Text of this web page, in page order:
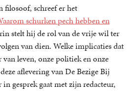
filosoof, schreef er het
schurken pech hebben en
stelt hij de rol van de vrije wil ter
van dien. Welke implicaties dat
leven, onze politiek en onze
aflevering van De Bezige Bij
gesprek gaat met zijn redacteur,